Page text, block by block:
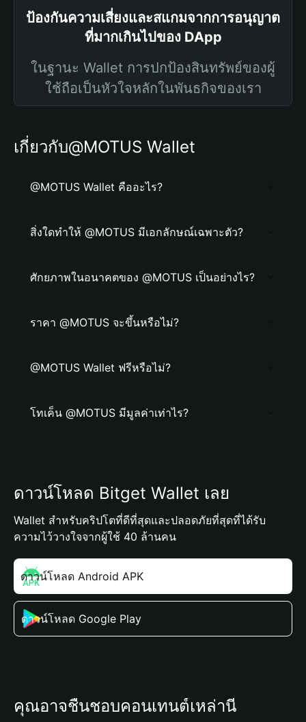
ป้องกันความเสี่ยงและสแกมจากการอนุญาต
ที่มากเกินไปของ DApp
ในฐานะ Wallet การปกป้องสินทรัพย์ของผู้
ใช้ถือเป็นหัวใจหลักในพันธกิจของเรา
เกี่ยวกับ@MOTUS Wallet
@MOTUS Wallet คืออะไร?
สิ่งใดทำให้ @MOTUS มีเอกลักษณ์เฉพาะตัว?
ศักยภาพในอนาคตของ @MOTUS เป็นอย่างไร?
ราคา @MOTUS จะขึ้นหรือไม่?
@MOTUS Wallet ฟรีหรือไม่?
โทเค็น @MOTUS มีมูลค่าเท่าไร?
ดาวน์โหลด Bitget Wallet เลย
Wallet สำหรับคริปโตที่ดีที่สุดและปลอดภัยที่สุดที่ได้รับ
ความไว้วางใจจากผู้ใช้ 40 ล้านคน
ดาวน์โหลด Android APK
ดาวน์โหลด Google Play
คุณอาจชื่นชอบคอนเทนต์เหล่านี้